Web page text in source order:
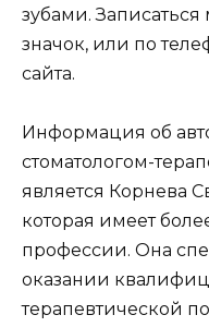
зубами.
значок, или по
сайта.
Информация об
стоматологом-
является Корнева
которая имеет
профессии. Она
оказании
терапевтической